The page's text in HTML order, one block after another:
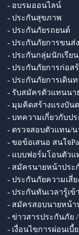
- อบรมออนไลน์
- ประกันสุขภาพ
- ประกันภัยรถยนต์
- ประกันภัยการขนส่ง
- ประกันกลุ่มนักเรียน
- ประกันภัยการก่อส
- ประกันภัยการเดินท
- รับสมัครตัวแทนนา
- มุมคิดสร้างแรงบัน
- บทความเกี่ยวกับป
- ตรวจสอบตัวแทน/
- ขอข้อเสนอ สนใจ
- แบบฟอร์มโอนตัวแ
- สมัครนายหน้าประ
- ประกันภัยความเสี่
- ประกันทันเวลารู้เข้
- สมัครสอบนายหน้า
- ข่าวสารประกันภัย
- เงื่อนไขการผ่อนเบี้